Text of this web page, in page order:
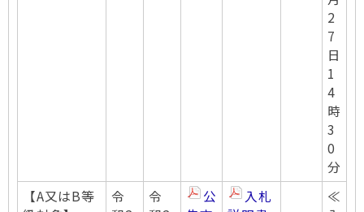
2
7
日
1
4
時
3
0
分
【A又はB等
令
令
公
入札
≪